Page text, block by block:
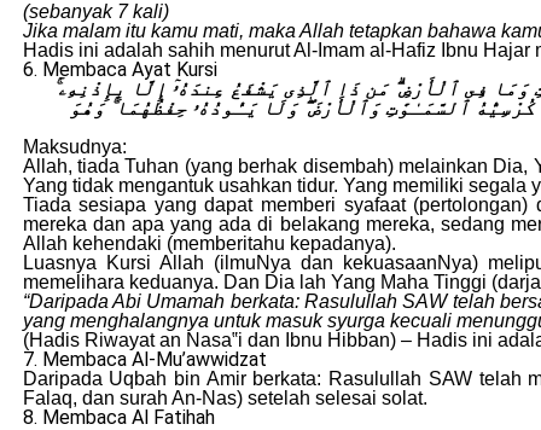
(sebanyak 7 kali)
Jika malam itu kamu mati, maka Allah tetapkan bahawa
Hadis ini adalah sahih menurut Al-Imam al-Hafiz Ibnu
6. Membaca Ayat Kursi
فِى ٱلْأَرْضِ ۗ مَن ذَا ٱلَّذِى يَشْفَعُ عِندَهُۥٓ إِلَّا بِإِذْنِهِۦ
ٱلسَّمَـٰوَٰتِ وَٱلْأَرْضَ ۖ وَلَا يَـُٔودُهُۥ حِفْظُهُمَا ۚ وَهُوَ
Maksudnya:
Allah, tiada Tuhan (yang berhak disembah) melainkan
Yang tidak mengantuk usahkan tidur. Yang memiliki
Tiada sesiapa yang dapat memberi syafaat
mereka dan apa yang ada di belakang mereka, sedang
Allah kehendaki (memberitahu kepadanya).
Luasnya Kursi Allah (ilmuNya dan kekuasaanNya)
memelihara keduanya. Dan Dia lah Yang Maha Tinggi
“Daripada Abi Umamah berkata: Rasulullah SAW telah
yang menghalangnya untuk masuk syurga kecuali
(Hadis Riwayat an Nasa‟i dan Ibnu Hibban) – Hadis ini
7. Membaca Al-Mu’awwidzat
Daripada Uqbah bin Amir berkata: Rasulullah SAW telah
Falaq, dan surah An-Nas) setelah selesai solat.
8. Membaca Al Fatihah